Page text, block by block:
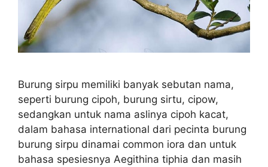
Burung sirpu memiliki banyak sebutan nama,
seperti burung cipoh, burung sirtu, cipow,
sedangkan untuk nama aslinya cipoh kacat,
dalam bahasa international dari pecinta burung
burung sirpu dinamai common iora dan untuk
bahasa spesiesnya Aegithina tiphia dan masih